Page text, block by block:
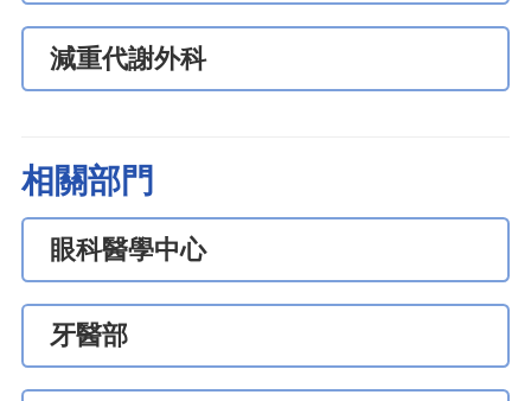
減重代謝外科
相關部門
眼科醫學中心
牙醫部